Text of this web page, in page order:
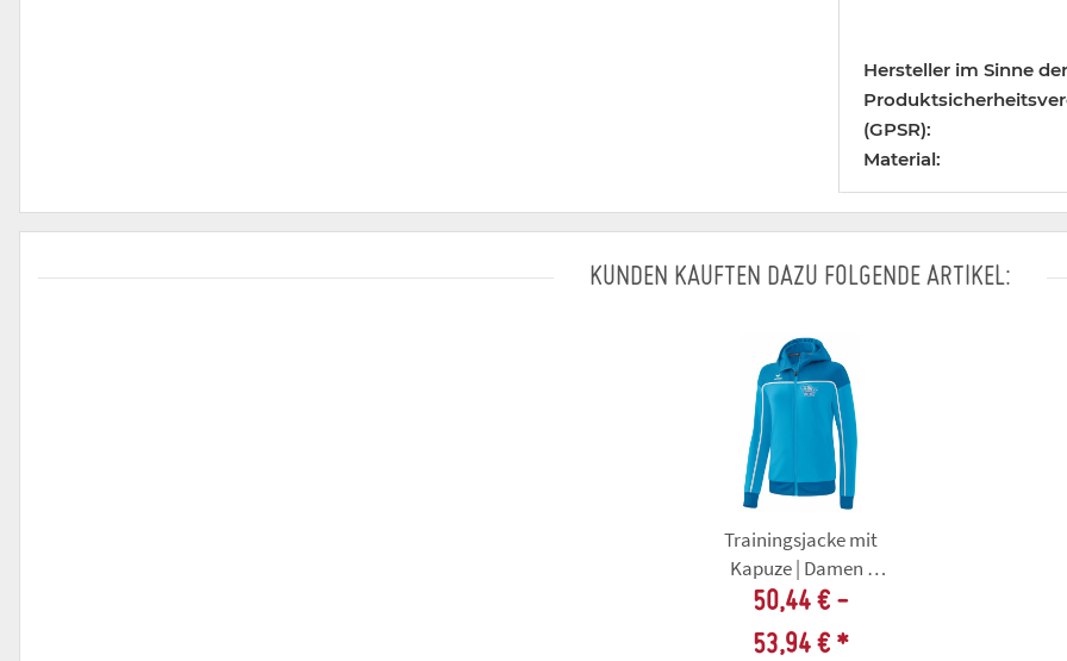
Hersteller im Sinne der
(GPSR):
Material:
KUNDEN KAUFTEN DAZU FOLGENDE ARTIKEL:
Trainingsjacke mit
Kapuze | Damen |
Tanzsportklub
Eiskristalle Erfurt
50,44 € -
53,94 € *